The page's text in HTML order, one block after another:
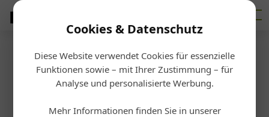
Cookies & Datenschutz
Diese Website verwendet Cookies für essenzielle
Funktionen sowie – mit Ihrer Zustimmung – für
Analyse und personalisierte Werbung.
Mehr Informationen finden Sie in unserer
Startseite/Haustechnik
Sanitärgroßhandel
ÖAG und Traussnigg heben ab